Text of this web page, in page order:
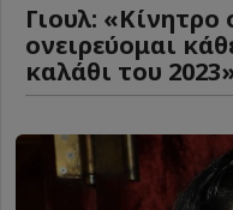
Γιουλ: «Κίνητρο
ονειρεύομαι
καλάθι του